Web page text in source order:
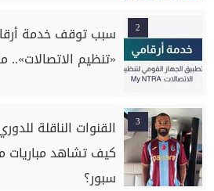
2
سبب توقف خدمة
«تنظيم
3
كيف تشاهد مباريات
سبور؟